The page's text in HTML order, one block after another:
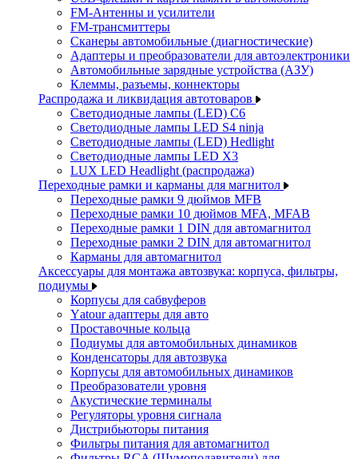
FM-Антенны и усилители
FM-трансмиттеры
Сканеры автомобильные (диагностические)
Адаптеры и преобразователи для автоэлектроники
Автомобильные зарядные устройства (АЗУ)
Клеммы, разъемы, коннекторы
Распродажа и ликвидация автотоваров
Светодиодные лампы (LED) C6
Светодиодные лампы LED S4 ninja
Светодиодные лампы (LED) Hedlight
Светодиодные лампы LED X3
LUX LED Headlight (распродажа)
Переходные рамки и карманы для магнитол
Переходные рамки 9 дюймов MFB
Переходные рамки 10 дюймов MFA, MFAB
Переходные рамки 1 DIN для автомагнитол
Переходные рамки 2 DIN для автомагнитол
Карманы для автомагнитол
Аксессуары для монтажа автозвука: корпуса, фильтры,
подиумы
Корпусы для сабвуферов
Yаtour адаптеры для авто
Проставочные кольца
Подиумы для автомобильных динамиков
Конденсаторы для автозвука
Корпусы для автомобильных динамиков
Преобразователи уровня
Акустические терминалы
Регуляторы уровня сигнала
Дистрибьюторы питания
Фильтры питания для автомагнитол